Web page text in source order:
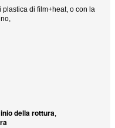
plastica di film+heat, o con la
della rottura,